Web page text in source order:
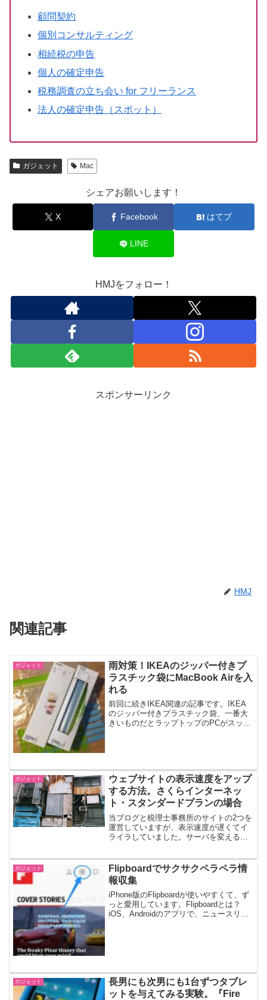
顧問契約
個別コンサルティング
相続税の申告
個人の確定申告
税務調査の立ち会い for フリーランス
法人の確定申告（スポット）
ガジェット Mac
シェアお願いします！
X Facebook はてブ
LINE
HMJをフォロー！
スポンサーリンク
HMJ
関連記事
ガジェット
雨対策！IKEAのジッパー付きプ
ラスチック袋にMacBook Airを入
れる
前回に続きIKEA関連の記事です。IKEA
のジッパー付きプラスチック袋、一番大
きいものだとラップトップのPCがスッポ
ガジェット
ウェブサイトの表示速度をアップ
する方法。さくらインターネッ
ト・スタンダードプランの場合
当ブログと税理士事務所のサイトの2つを
運営していますが、表示速度が遅くてイ
ライラしていました。サーバを変える以
ド」プランで、当ブログを運用していま
す。あまりの表示速度の遅...
ガジェット
Flipboardでサクサクペラペラ情
報収集
iPhone版のFlipboardが使いやすくて、ず
っと愛用しています。Flipboardとは？
iOS、Androidのアプリで、ニュースリー
ガジェット
長男にも次男にも1台ずつタブレ
ットを与えてみる実験。『Fire